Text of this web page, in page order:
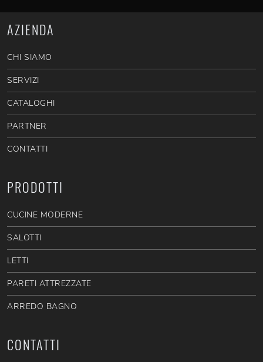
AZIENDA
CHI SIAMO
SERVIZI
CATALOGHI
PARTNER
CONTATTI
PRODOTTI
CUCINE MODERNE
SALOTTI
LETTI
PARETI ATTREZZATE
ARREDO BAGNO
CONTATTI